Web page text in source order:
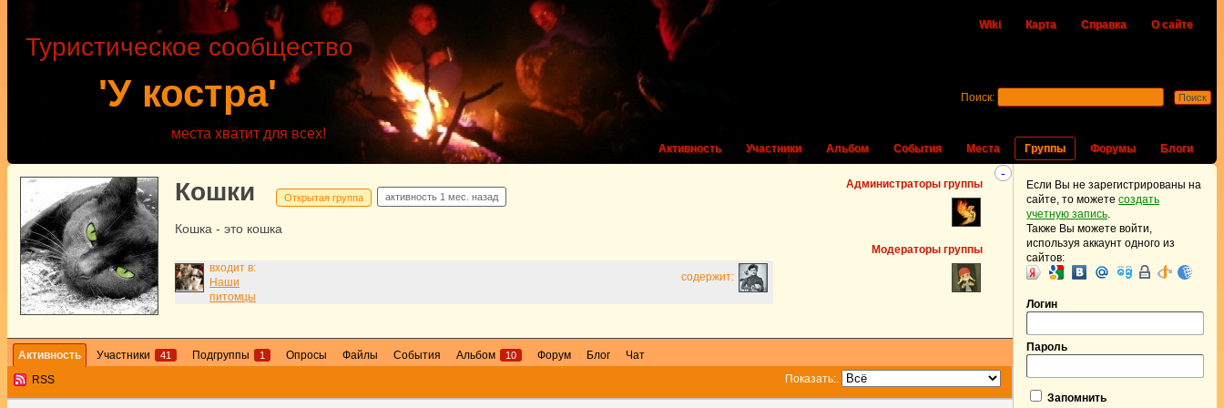
Wiki Карта Справка О сайте
'У костра'
Туристическое сообщество
места хватит для всех!
Активность Участники Альбом События Места Группы Форумы Блоги
Поиск:
-
Администраторы группы
Модераторы группы
Кошки Открытая группа активность 1 мес. назад
Кошка - это кошка
входит в:
Наши
питомцы
содержит:
Активность Участники 41 Подгруппы 1 Опросы Файлы События Альбом 10 Форум Блог
Чат
RSS
Показать:.
Если Вы не зарегистрированы на
сайте, то можете создать
учетную запись.
Также Вы можете войти,
используя аккаунт одного из
сайтов:
Логин
Пароль
Запомнить